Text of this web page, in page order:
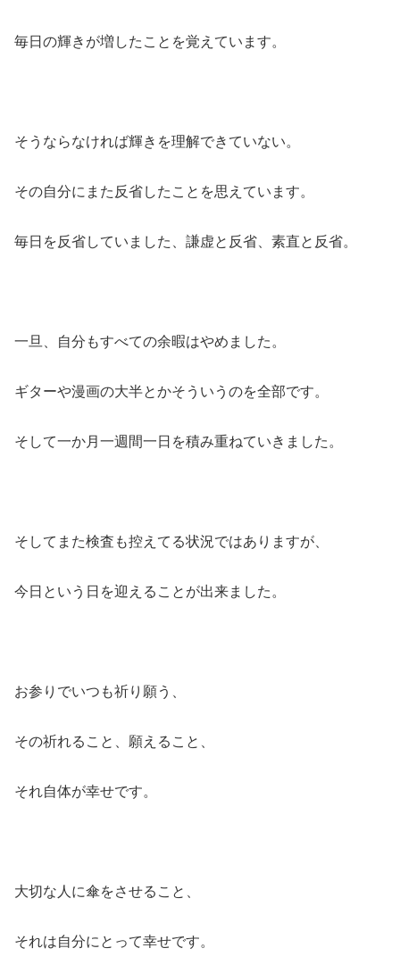
毎日の輝きが増したことを覚えています。
そうならなければ輝きを理解できていない。
その自分にまた反省したことを思えています。
毎日を反省していました、謙虚と反省、素直と反省。
一旦、自分もすべての余暇はやめました。
ギターや漫画の大半とかそういうのを全部です。
そして一か月一週間一日を積み重ねていきました。
そしてまた検査も控えてる状況ではありますが、
今日という日を迎えることが出来ました。
お参りでいつも祈り願う、
その祈れること、願えること、
それ自体が幸せです。
大切な人に傘をさせること、
それは自分にとって幸せです。